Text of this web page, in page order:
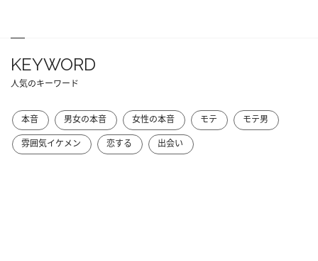
KEYWORD
人気のキーワード
本音 男女の本音 女性の本音 モテ
モテ男
雰囲気イケメン
恋する 出会い